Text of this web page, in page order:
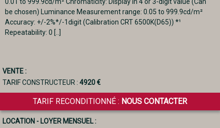
0.01 to 999.9cd/m² Chromaticity: Display in 4 or 3-digit value (Can
be chosen) Luminance Measurement range: 0.05 to 999.9cd/m²
Accuracy: +/-2%*/-1digit (Calibration CRT 6500K(D65)) *¹
Repeatability: 0 [..]
VENTE :
TARIF CONSTRUCTEUR : 4920 €
TARIF RECONDITIONNÉ : NOUS CONTACTER
LOCATION - LOYER MENSUEL :